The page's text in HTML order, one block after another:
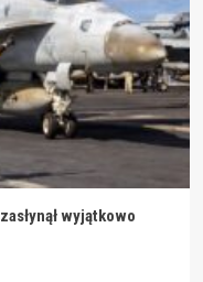
wyjątkowo